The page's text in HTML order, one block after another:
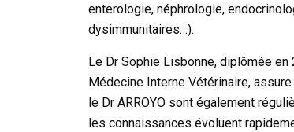
enterologie, néphrologie,
dysimmunitaires…).
Le Dr Sophie Lisbonne, diplômée en
Médecine Interne Vétérinaire,
le Dr ARROYO sont également
les connaissances évoluent